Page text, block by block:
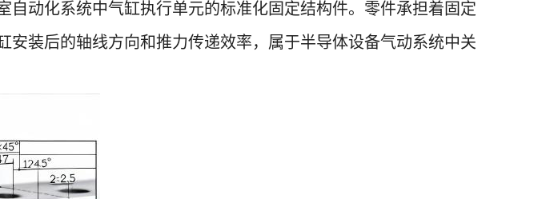
动化系统中气缸执行单元的标准化固定结构件。零件承担着固定
装后的轴线方向和推力传递效率，属于半导体设备气动系统中关